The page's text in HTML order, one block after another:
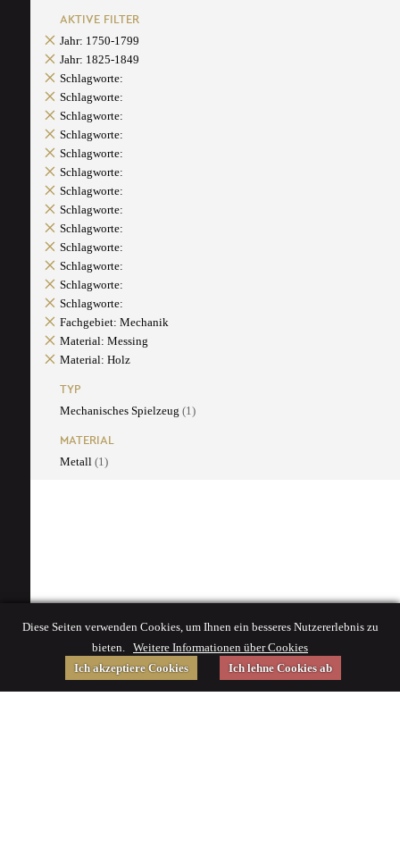
AKTIVE FILTER
Jahr: 1750-1799
Jahr: 1825-1849
Schlagworte:
Schlagworte:
Schlagworte:
Schlagworte:
Schlagworte:
Schlagworte:
Schlagworte:
Schlagworte:
Schlagworte:
Schlagworte:
Schlagworte:
Schlagworte:
Schlagworte:
Fachgebiet: Mechanik
Material: Messing
Material: Holz
TYP
Mechanisches Spielzeug (1)
MATERIAL
Metall (1)
Diese Seiten verwenden Cookies, um Ihnen ein besseres Nutzererlebnis zu
bieten. Weitere Informationen über Cookies
Ich akzeptiere Cookies
Ich lehne Cookies ab